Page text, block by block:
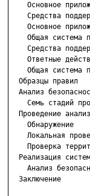
Основное
Средства
Основное
Общая система
Средства
Ответные
Общая система
  Образцы правил
Анализ
Семь стадий
Проведение
    Обнаружение
Локальная
Проверка
Реализация
Анализ
  Заключение